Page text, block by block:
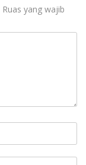
Ruas yang wajib